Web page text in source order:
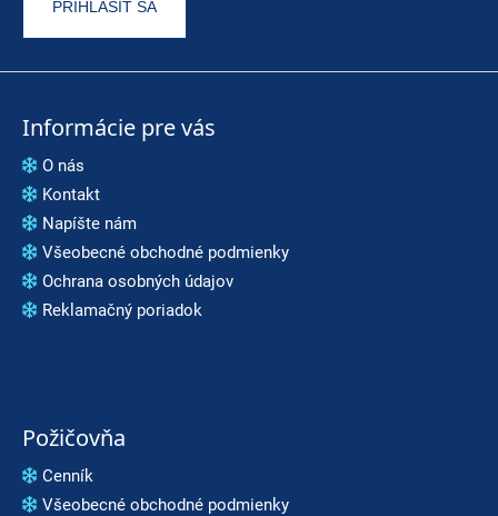
PRIHLÁSIŤ SA
Informácie pre vás
O nás
Kontakt
Napíšte nám
Všeobecné obchodné podmienky
Ochrana osobných údajov
Reklamačný poriadok
Požičovňa
Cenník
Všeobecné obchodné podmienky